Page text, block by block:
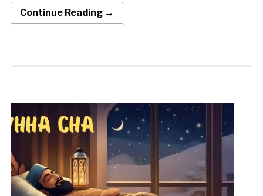
Continue Reading →